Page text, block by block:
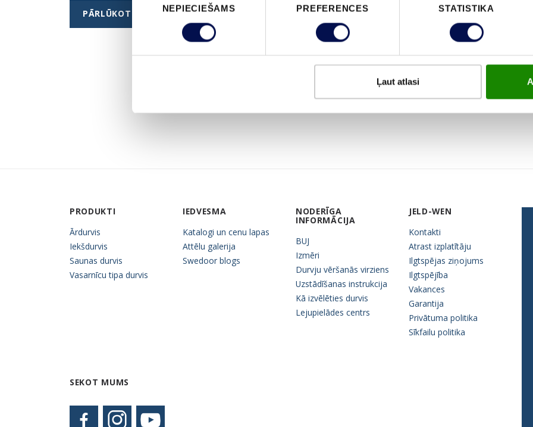
NEPIECIEŠAMS PREFERENCES STATISTIKA
Ļaut atlasi
PĀRLŪKOT VISUS
PRODUKTI
Ārdurvis
Iekšdurvis
Saunas durvis
Vasarnīcu tipa durvis
IEDVESMA
Katalogi un cenu lapas
Attēlu galerija
Swedoor blogs
NODERĪGA
INFORMĀCIJA
BUJ
Izmēri
Durvju vēršanās virziens
Uzstādīšanas instrukcija
Kā izvēlēties durvis
Lejupielādes centrs
JELD-WEN
Kontakti
Atrast izplatītāju
Ilgtspējas ziņojums
Ilgtspējība
Vakances
Garantija
Privātuma politika
Sīkfailu politika
SEKOT MUMS